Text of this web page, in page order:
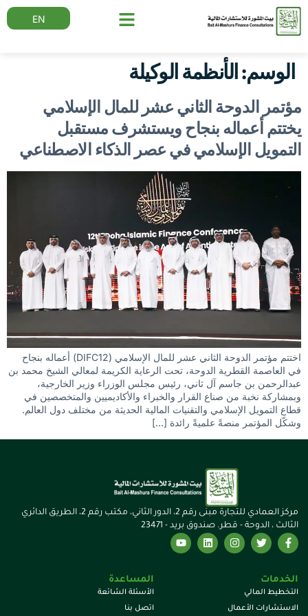
EN
الوسم: الأنظمة الوكيلة
مؤتمر الدوحة الثاني عشر للمال الإسلامي
يختتم أعماله بنجاح ويستشرف مستقبل
التمويل الإسلامي في عصر الذكاء الاصطناعي
اختتم مؤتمر الدوحة الثاني عشر للمال الإسلامي (DIFC12) أعماله بنجاح
في العاصمة القطرية الدوحة، تحت الرعاية الكريمة لمعالي الشيخ محمد بن
عبدالرحمن بن جاسم آل ثاني، رئيس مجلس الوزراء وزير الخارجية،
وبمشاركة نخبة من صناع القرار والخبراء والأكاديميين والمتخصصين في
قطاع التمويل الإسلامي والتقنيات المالية الحديثة من مختلف دول العالم.
وشكّل المؤتمر منصةً علميةً رائدة […]
مركز العمادي للتجارة مبنى رقم 2، الدور الثاني، مكتب رقم 2، الطريق الدائري
الثالث ، الدوحة - قطر. صندوق بريد - 23471
الخدمات
التخطيط المالي
الاستشارات الأعمال
المساعدة
الأسئلة الشائعة
اتصل بنا